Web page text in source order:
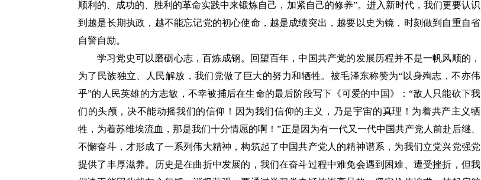
顺利的、成功的、胜利的革命实践中来锻炼自己，加紧自己的修养”。进入新时代，我们更要认识
到越是长期执政，越不能忘记党的初心使命，越是成绩突出，越要以史为镜，时刻做到自重自省
自警自励。
学习党史可以磨砺心志，百炼成钢。回望百年，中国共产党的发展历程并不是一帆风顺的，
为了民族独立、人民解放，我们党做了巨大的努力和牺牲。被毛泽东称赞为“以身殉志，不亦伟
乎”的人民英雄的方志敏，不幸被捕后在生命的最后阶段写下《可爱的中国》：“敌人只能砍下我
们的头颅，决不能动摇我们的信仰！因为我们信仰的主义，乃是宇宙的真理！为着共产主义牺
牲，为着苏维埃流血，那是我们十分情愿的啊！”正是因为有一代又一代中国共产党人前赴后继、
不懈奋斗，才形成了一系列伟大精神，构筑起了中国共产党人的精神谱系，为我们立党兴党强党
提供了丰厚滋养。历史是在曲折中发展的，我们在奋斗过程中难免会遇到困难、遭受挫折，但我